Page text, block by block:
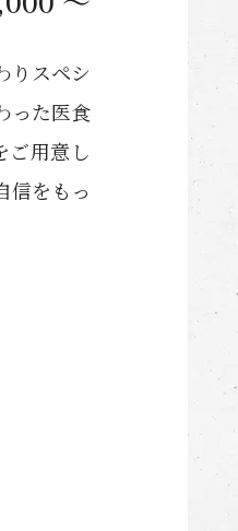
りスペシ
った医食
ご用意し
信をもっ